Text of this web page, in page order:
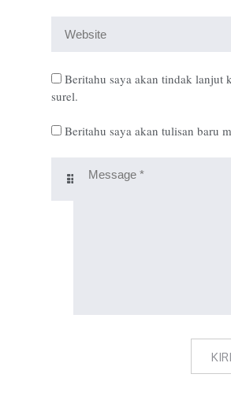
Beritahu saya akan tindak lanjut
surel.
Beritahu saya akan tulisan baru